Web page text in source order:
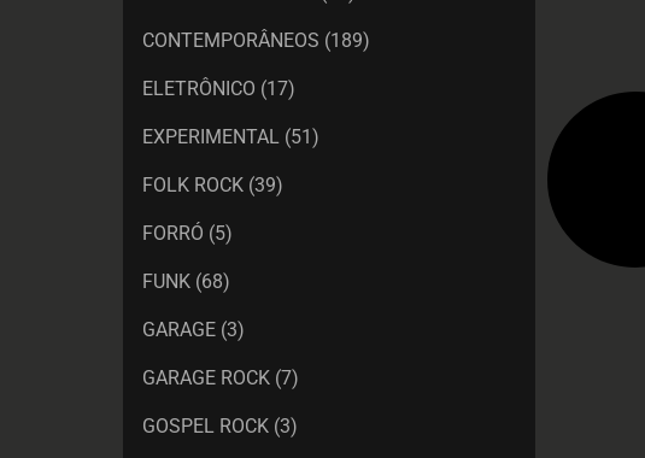
CONTEMPORÂNEOS (189)
ELETRÔNICO (17)
EXPERIMENTAL (51)
FOLK ROCK (39)
FORRÓ (5)
FUNK (68)
GARAGE (3)
GARAGE ROCK (7)
GOSPEL ROCK (3)